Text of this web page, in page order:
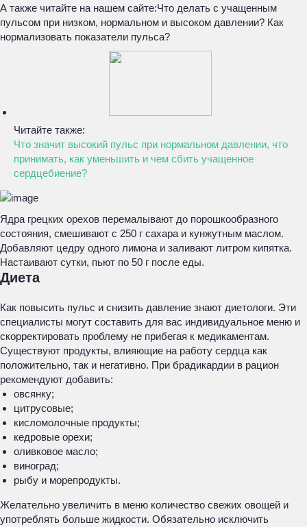
А также читайте на нашем сайте:Что делать с учащенным
пульсом при низком, нормальном и высоком давлении? Как
нормализовать показатели пульса?
Читайте также:
Что значит высокий пульс при нормальном давлении, что
принимать, как уменьшить и чем сбить учащенное
сердцебиение?
Ядра грецких орехов перемалывают до порошкообразного
состояния, смешивают с 250 г сахара и кунжутным маслом.
Добавляют цедру одного лимона и заливают литром кипятка.
Настаивают сутки, пьют по 50 г после еды.
Диета
Как повысить пульс и снизить давление знают диетологи. Эти
специалисты могут составить для вас индивидуальное меню и
скорректировать проблему не прибегая к медикаментам.
Существуют продукты, влияющие на работу сердца как
положительно, так и негативно. При брадикардии в рацион
рекомендуют добавить:
овсянку;
цитрусовые;
кисломолочные продукты;
кедровые орехи;
оливковое масло;
виноград;
рыбу и морепродукты.
Желательно увеличить в меню количество свежих овощей и
употреблять больше жидкости. Обязательно исключить